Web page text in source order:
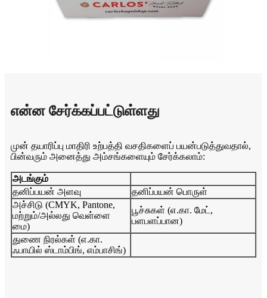
என்ன சேர்க்கப்பட்டுள்ளது
முன் தயாரிப்பு மாதிரி உற்பத்தி வசதிகளைப் பயன்படுத்துவதால்,
பின்வரும் அனைத்து அம்சங்களையும் சேர்க்கலாம்:
அடங்கும்
தனிப்பயன் அளவு
தனிப்பயன் பொருள்
அச்சிடு (CMYK, Pantone,
மற்றும்/அல்லது வெள்ளை
மை)
பூச்சுகள் (எ.கா. மேட்,
பளபளப்பான)
துணை நிரல்கள் (எ.கா.
ஃபாயில் ஸ்டாம்பிங், எம்பாசிங்)